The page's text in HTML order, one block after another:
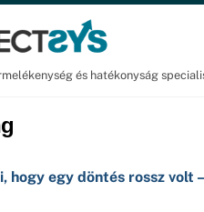
és hatékonyság
hogy egy döntés rossz volt